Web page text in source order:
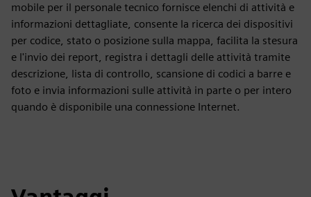
mobile per il personale tecnico fornisce elenchi di attività e
informazioni dettagliate, consente la ricerca dei dispositivi
per codice, stato o posizione sulla mappa, facilita la stesura
e l'invio dei report, registra i dettagli delle attività tramite
descrizione, lista di controllo, scansione di codici a barre e
foto e invia informazioni sulle attività in parte o per intero
quando è disponibile una connessione Internet.